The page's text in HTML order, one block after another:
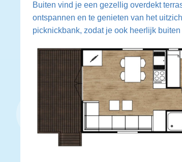
Buiten vind je een gezellig overdekt
ontspannen en te genieten van het
picknickbank, zodat je ook heerlijk buiten